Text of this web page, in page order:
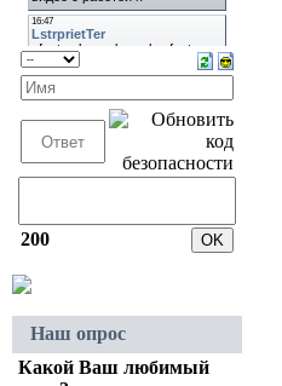
200
Наш опрос
Какой Ваш любимый